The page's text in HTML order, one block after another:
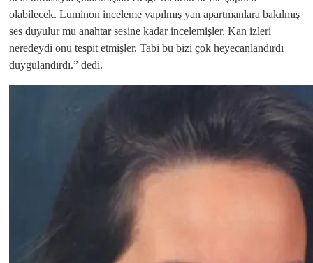
olabilecek. Luminon inceleme yapılmış yan apartmanlara bakılmış
ses duyulur mu anahtar sesine kadar incelemişler. Kan izleri
neredeydi onu tespit etmişler. Tabi bu bizi çok heyecanlandırdı
duygulandırdı.” dedi.